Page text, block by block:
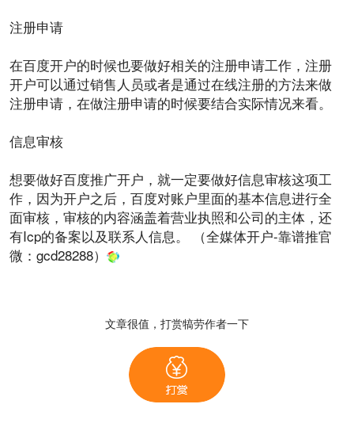
注册申请
在百度开户的时候也要做好相关的注册申请工作，注册
开户可以通过销售人员或者是通过在线注册的方法来做
注册申请，在做注册申请的时候要结合实际情况来看。
信息审核
想要做好百度推广开户 ，就一定要做好信息审核这项工
作，因为开户之后，百度对账户里面的基本信息进行全
面审核，审核的内容涵盖着营业执照和公司的主体，还
有Icp的备案以及联系人信息。
（全媒体开户-靠谱推官
微： gcd28288）
文章很值，打赏犒劳作者一下